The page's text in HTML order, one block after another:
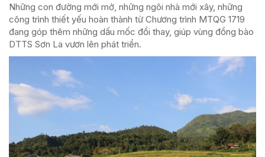
Những con đường mới mở, những ngôi nhà mới xây, những
công trình thiết yếu hoàn thành từ Chương trình MTQG 1719
đang góp thêm những dấu mốc đổi thay, giúp vùng đồng bào
DTTS Sơn La vươn lên phát triển.